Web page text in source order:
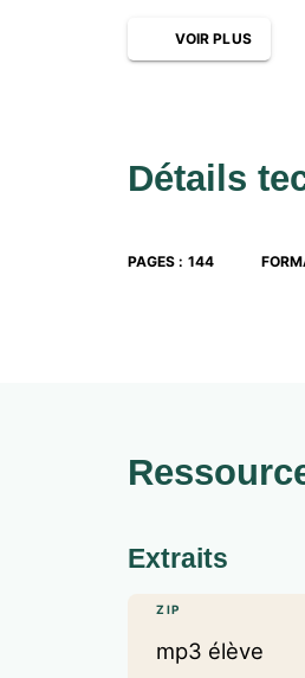
VOIR PLUS
Détails
PAGES : 144
Extraits
ZIP
mp3 élève